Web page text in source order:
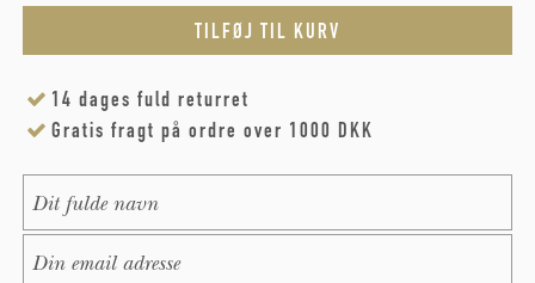
14 dages fuld returret
Gratis fragt på ordre over 1000 DKK